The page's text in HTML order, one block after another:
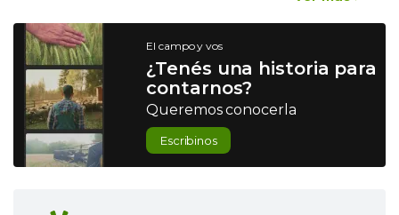
El campo y vos
¿Tenés una historia para
contarnos?
Queremos conocerla
Escribinos